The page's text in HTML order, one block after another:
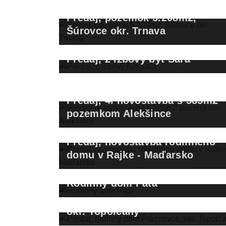
Predaj, pozemok 5.208m2,
Šúrovce okr. Trnava
Predaj, 2 izbový byt Šaľa
Predaj, 4i novostavba s 585m2
pozemkom Alekšince
povolenia a projekty na prípojky a samotnú
Predaj, novostavba rodinného
domu v Rajke - Maďarsko
Pri predaji sme zabezpečili aj tlmočníka do
Rodinný dom Pata
Predaj, rodinný dom Práznovce,
okr. Topolčany